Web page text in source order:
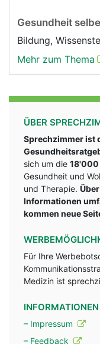
Gesundheit
Bildung,
Mehr zum Thema
ÜBER
Sprechzimmer ist
sich um die 18'000
Gesundheit und
und Therapie.
Informationen
kommen neue
Für Ihre
Medizin ist
INFORMATIONEN
– Impressum
– Feedback